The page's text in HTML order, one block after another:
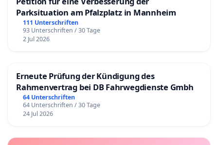
Parksituation am Pfalzplatz in Mannheim
111 Unterschriften
93 Unterschriften / 30 Tage
2 Jul 2026
Erneute Prüfung der Kündigung des
Rahmenvertrag bei DB Fahrwegdienste Gmbh
64 Unterschriften
64 Unterschriften / 30 Tage
24 Jul 2026